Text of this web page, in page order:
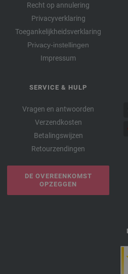
Recht op annulering
Privacyverklaring
Toegankelijkheidsverklaring
Privacy-instellingen
Impressum
SERVICE & HULP
Vragen en antwoorden
Verzendkosten
Betalingswijzen
Retourzendingen
DE OVEREENKOMST
OPZEGGEN